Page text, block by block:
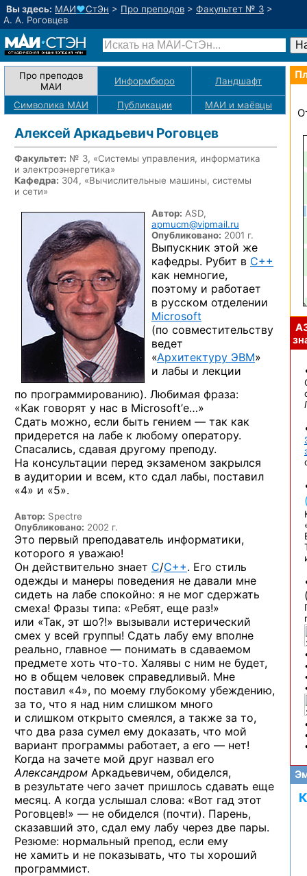
Вы здесь: МАИ♥СтЭн > Про преподов > Факультет № 3 >
А. А. Роговцев
Про преподов
МАИ
Информбюро Ландшафт
Символика МАИ Публикации МАИ и маёвцы
Алексей Аркадьевич Роговцев
Факультет: № 3, «Системы управления, информатика
и электроэнергетика»
Кафедра: 304, «Вычислительные машины, системы
и сети»
Автор: ASD,
apmucm@vipmail.ru
Опубликовано: 2001 г.
Выпускник этой же
кафедры. Рубит в C++
как немногие,
поэтому и работает
в русском отделении
Microsoft
(по совместительству
ведет
«Архитектуру ЭВМ»
и лабы и лекции
по программированию). Любимая фраза:
«Как говорят у нас в Microsoft’е…»
Сдать можно, если быть гением — так как
придерется на лабе к любому оператору.
Спасались, сдавая другому преподу.
На консультации перед экзаменом закрылся
в аудитории и всем, кто сдал лабы, поставил
«4» и «5».
Автор: Spectre
Опубликовано: 2002 г.
Это первый преподаватель информатики,
которого я уважаю!
Он действительно знает С/C++. Его стиль
одежды и манеры поведения не давали мне
сидеть на лабе спокойно: я не мог сдержать
смеха! Фразы типа: «Ребят, еще раз!»
или «Так, эт шо?!» вызывали истерический
смех у всей группы! Сдать лабу ему вполне
реально, главное — понимать в сдаваемом
предмете хоть что-то. Халявы с ним не будет,
но в общем человек справедливый. Мне
поставил «4», по моему глубокому убеждению,
за то, что я над ним слишком много
и слишком открыто смеялся, а также за то,
что два раза сумел ему доказать, что мой
вариант программы работает, а его — нет!
Когда на зачете мой друг назвал его
Александром Аркадьевичем, обиделся,
в результате чего зачет пришлось сдавать еще
месяц. А когда услышал слова: «Вот гад этот
Роговцев!» — не обиделся (почти). Парень,
сказавший это, сдал ему лабу через две пары.
Резюме: нормальный препод, если ему
не хамить и не показывать, что ты хороший
программист.